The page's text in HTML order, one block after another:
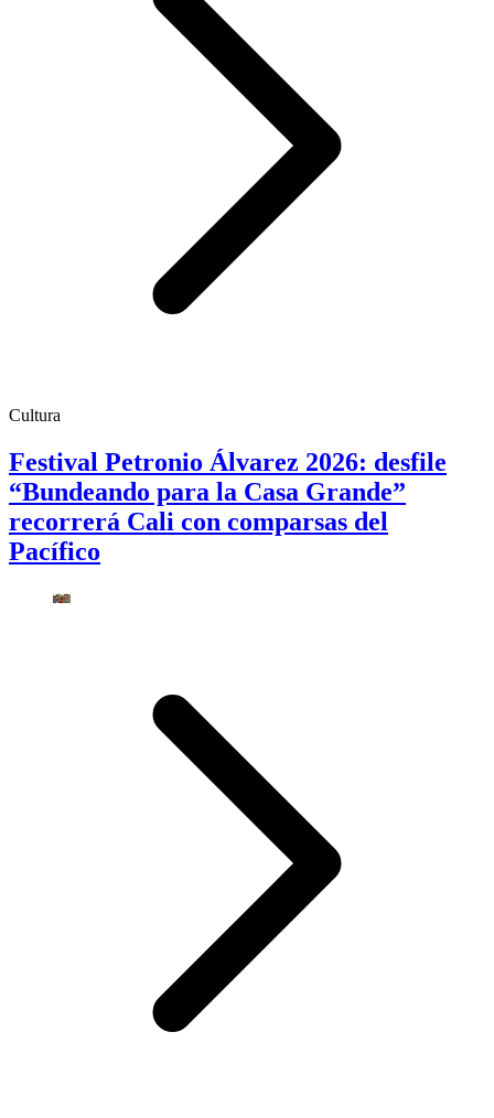
Cultura
Festival Petronio Álvarez 2026: desfile
“Bundeando para la Casa Grande”
recorrerá Cali con comparsas del
Pacífico